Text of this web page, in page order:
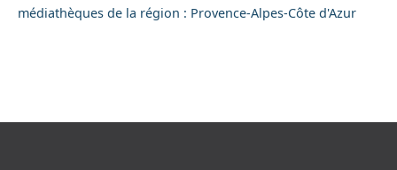
médiathèques de la région : Provence-Alpes-Côte d'Azur